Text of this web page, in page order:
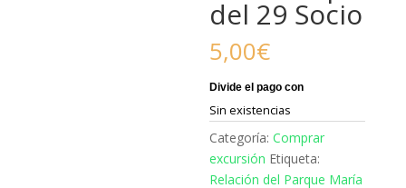
del 29 Socio
5,00€
Sin existencias
Categoría:Comprar
excursión Etiqueta:
Relación del Parque María